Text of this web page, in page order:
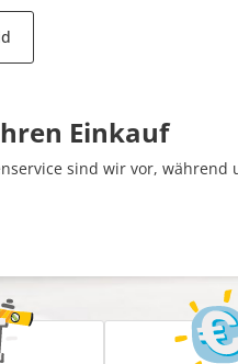
Einkauf
sind wir vor, während